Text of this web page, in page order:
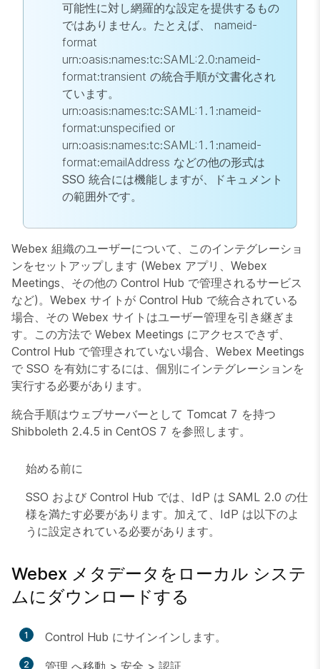
可能性に対し網羅的な設定を提供するもの
ではありません。たとえば、 nameid-
format
urn:oasis:names:tc:SAML:2.0:nameid-
format:transient の統合手順が文書化され
ています。
urn:oasis:names:tc:SAML:1.1:nameid-
format:unspecified or
urn:oasis:names:tc:SAML:1.1:nameid-
format:emailAddress などの他の形式は
SSO 統合には機能しますが、ドキュメント
の範囲外です。
Webex 組織のユーザーについて、このインテグレーショ
ンをセットアップします (Webex アプリ、Webex
Meetings、その他の Control Hub で管理されるサービス
など)。Webex サイトが Control Hub で統合されている
場合、その Webex サイトはユーザー管理を引き継ぎま
す。この方法で Webex Meetings にアクセスできず、
Control Hub で管理されていない場合、Webex Meetings
で SSO を有効にするには、個別にインテグレーションを
実行する必要があります。
統合手順はウェブサーバーとして Tomcat 7 を持つ
Shibboleth 2.4.5 in CentOS 7 を参照します。
始める前に
SSO および Control Hub では、IdP は SAML 2.0 の仕
様を満たす必要があります。加えて、IdP は以下のよ
うに設定されている必要があります。
Webex メタデータをローカル システ
ムにダウンロードする
1 Control Hub にサインインします。
2 管理 へ移動 > 安全 > 認証